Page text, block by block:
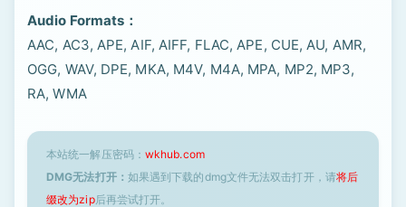
Audio Formats：
AAC, AC3, APE, AIF, AIFF, FLAC, APE, CUE, AU, AMR,
OGG, WAV, DPE, MKA, M4V, M4A, MPA, MP2, MP3,
RA, WMA
本站统一解压密码： wkhub.com
DMG无法打开： 如果遇到下载的dmg文件无法双击打开，请将后
缀改为zip后再尝试打开。